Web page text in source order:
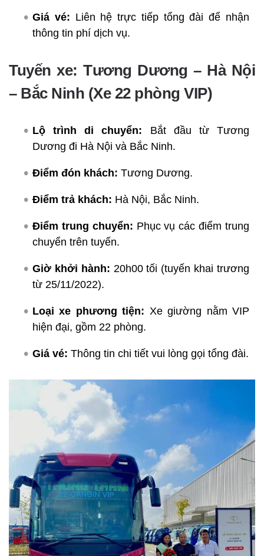
Giá vé: Liên hệ trực tiếp tổng đài để nhận
thông tin phí dịch vụ.
Tuyến xe: Tương Dương – Hà Nội
– Bắc Ninh (Xe 22 phòng VIP)
Lộ trình di chuyển: Bắt đầu từ Tương
Dương đi Hà Nội và Bắc Ninh.
Điểm đón khách: Tương Dương.
Điểm trả khách: Hà Nội, Bắc Ninh.
Điểm trung chuyển: Phục vụ các điểm trung
chuyển trên tuyến.
Giờ khởi hành: 20h00 tối (tuyến khai trương
từ 25/11/2022).
Loại xe phương tiện: Xe giường nằm VIP
hiện đại, gồm 22 phòng.
Giá vé: Thông tin chi tiết vui lòng gọi tổng đài.